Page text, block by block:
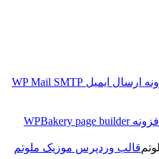
افزونه ارسال ایمیل WP Mail SMTP
افزونه WPBakery page builder
قالب وردپرس موزیک ملوتم